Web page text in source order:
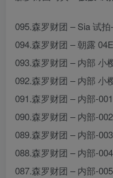
095.森罗财团 – Sia 试
094.森罗财团 – 朝露
093.森罗财团 – 内部 小
092.森罗财团 – 内部 小
091.森罗财团 – 内部-
090.森罗财团 – 内部-
089.森罗财团 – 内部-
088.森罗财团 – 内部-
087.森罗财团 – 内部-